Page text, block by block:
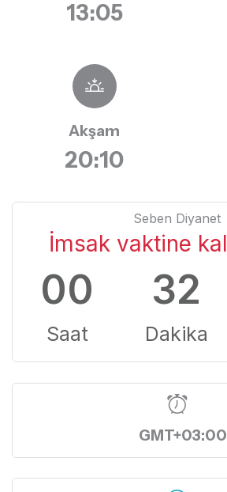
13:05
Akşam
20:10
Seben Diyanet
İmsak vaktine
00
Saat
32
Dakika
GMT+03:00